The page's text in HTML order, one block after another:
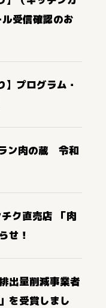
受信確認のお
プログラム・
ン肉の蔵 令和
ク直売店 「肉
せ！
出量削減事業者
を受賞しまし